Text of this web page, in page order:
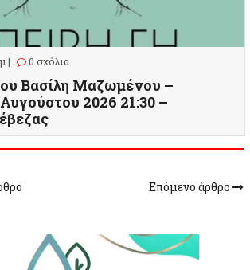
| 0 σχόλια
Βασίλη Μαζωμένου –
2026 21:30 –
Επόμενο άρθρο